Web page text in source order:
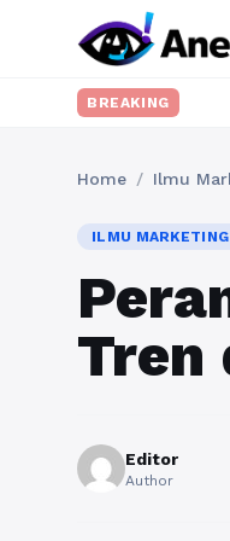
BREAKING
Home / Ilmu
ILMU MARKETING
Tren
Editor
Author